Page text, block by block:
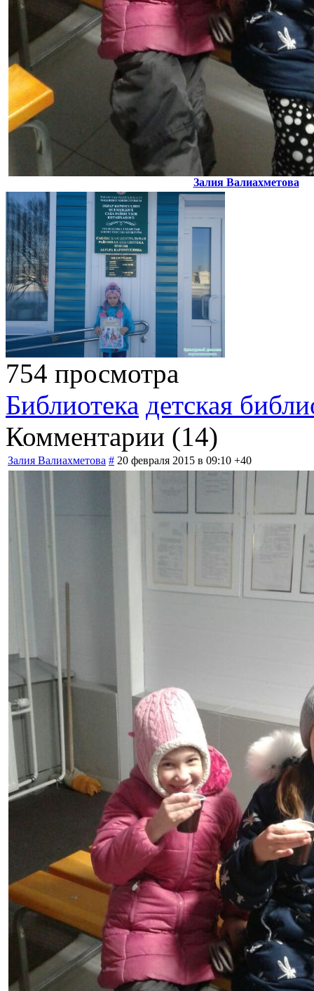
Залия Валиахметова
754 просмотра
Библиотека детская
Комментарии (14)
Залия Валиахметова # 20 февраля 2015 в 09:10 +40